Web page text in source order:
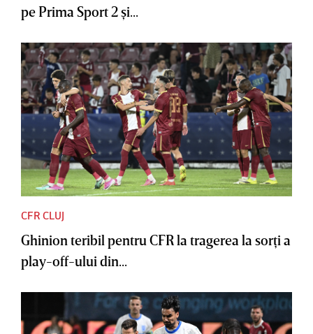
pe Prima Sport 2 şi...
CFR CLUJ
Ghinion teribil pentru CFR la tragerea la sorţi a
play-off-ului din...